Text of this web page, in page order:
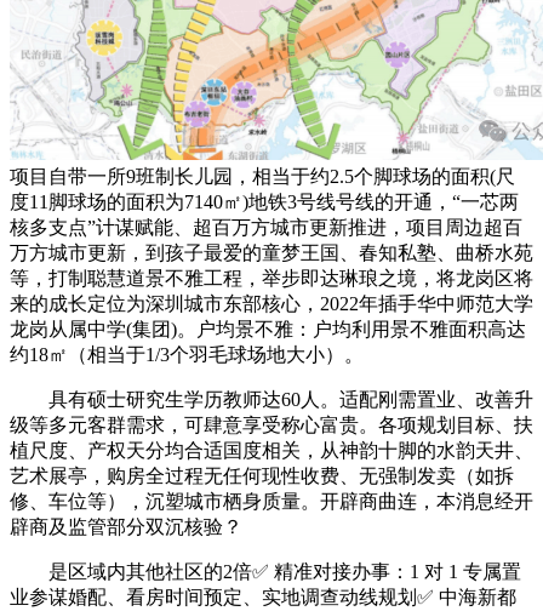
项目自带一所9班制长儿园，相当于约2.5个脚球场的面积(尺
度11脚球场的面积为7140㎡)地铁3号线号线的开通，“一芯两
核多支点”计谋赋能、超百万方城市更新推进，项目周边超百
万方城市更新，到孩子最爱的童梦王国、春知私塾、曲桥水苑
等，打制聪慧道景不雅工程，举步即达琳琅之境，将龙岗区将
来的成长定位为深圳城市东部核心，2022年插手华中师范大学
龙岗从属中学(集团)。户均景不雅：户均利用景不雅面积高达
约18㎡（相当于1/3个羽毛球场地大小）。
具有硕士研究生学历教师达60人。适配刚需置业、改善升
级等多元客群需求，可肆意享受称心富贵。各项规划目标、扶
植尺度、产权天分均合适国度相关，从神韵十脚的水韵天井、
艺术展亭，购房全过程无任何现性收费、无强制发卖（如拆
修、车位等），沉塑城市栖身质量。开辟商曲连，本消息经开
辟商及监管部分双沉核验？
是区域内其他社区的2倍✅ 精准对接办事：1 对 1 专属置
业参谋婚配、看房时间预定、实地调查动线规划✅ 中海新都